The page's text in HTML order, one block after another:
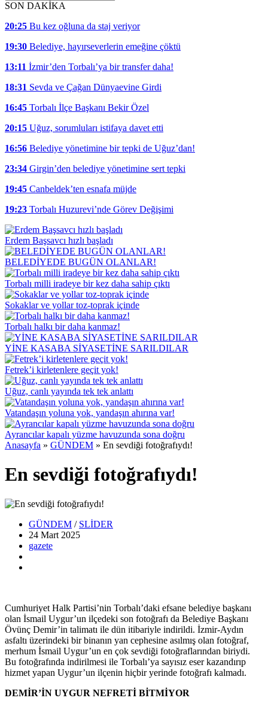
SON DAKİKA
20:25 Bu kez oğluna da staj veriyor
19:30 Belediye, hayırseverlerin emeğine çöktü
13:11 İzmir’den Torbalı’ya bir transfer daha!
18:31 Sevda ve Çağan Dünyaevine Girdi
16:45 Torbalı İlçe Başkanı Bekir Özel
20:15 Uğuz, sorumluları istifaya davet etti
16:56 Belediye yönetimine bir tepki de Uğuz’dan!
23:34 Girgin’den belediye yönetimine sert tepki
19:45 Canbeldek’ten esnafa müjde
19:23 Torbalı Huzurevi’nde Görev Değişimi
Erdem Başsavcı hızlı başladı
BELEDİYEDE BUGÜN OLANLAR!
Torbalı milli iradeye bir kez daha sahip çıktı
Sokaklar ve yollar toz-toprak içinde
Torbalı halkı bir daha kanmaz!
YİNE KASABA SİYASETİNE SARILDILAR
Fetrek’i kirletenlere geçit yok!
Uğuz, canlı yayında tek tek anlattı
Vatandaşın yoluna yok, yandaşın ahırına var!
Ayrancılar kapalı yüzme havuzunda sona doğru
Anasayfa » GÜNDEM » En sevdiği fotoğrafıydı!
En sevdiği fotoğrafıydı!
GÜNDEM / SLİDER
24 Mart 2025
gazete
Cumhuriyet Halk Partisi’nin Torbalı’daki efsane belediye başkanı
olan İsmail Uygur’un ilçedeki son fotoğrafı da Belediye Başkanı
Övünç Demir’in talimatı ile dün itibariyle indirildi. İzmir-Aydın
asfaltı üzerindeki bir binanın yan cephesine asılmış olan fotoğraf,
merhum İsmail Uygur’un en çok sevdiği fotoğraflarından biriydi.
Bu fotoğrafında indirilmesi ile Torbalı’ya sayısız eser kazandırıp
hizmet yapan Uygur’un ilçenin hiçbir yerinde fotoğrafı kalmadı.
DEMİR’İN UYGUR NEFRETİ BİTMİYOR